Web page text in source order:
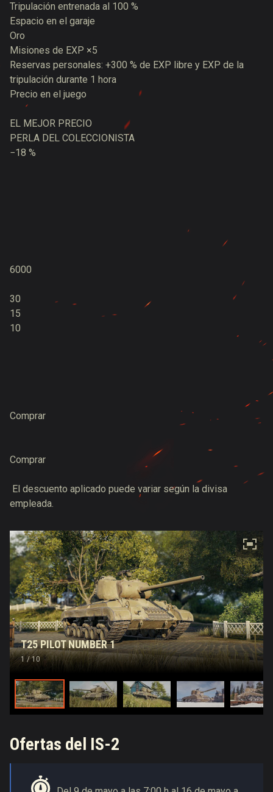
Tripulación entrenada al 100 %
Espacio en el garaje
Oro
Misiones de EXP ×5
Reservas personales: +300 % de EXP libre y EXP de la
tripulación durante 1 hora
Precio en el juego
EL MEJOR PRECIO
PERLA DEL COLECCIONISTA
−18 %
6000
30
15
10
Comprar
Comprar
El descuento aplicado puede variar según la divisa
empleada.
T25 PILOT NUMBER 1
1 / 10
Ofertas del IS-2